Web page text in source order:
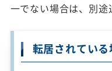
一でない場合は、別途
転居されてい